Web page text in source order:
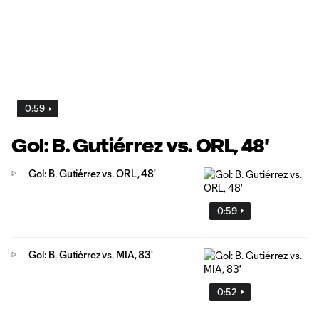
0:59
Gol: B. Gutiérrez vs. ORL, 48'
0:59
Gol: B. Gutiérrez vs. ORL, 48'
0:52
Gol: B. Gutiérrez vs. MIA, 83'